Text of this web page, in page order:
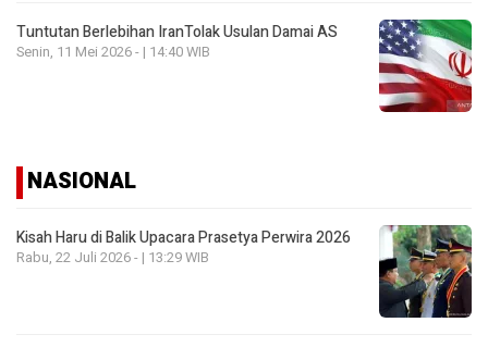
Tuntutan Berlebihan IranTolak Usulan Damai AS
Senin, 11 Mei 2026 - | 14:40 WIB
NASIONAL
Kisah Haru di Balik Upacara Prasetya Perwira 2026
Rabu, 22 Juli 2026 - | 13:29 WIB